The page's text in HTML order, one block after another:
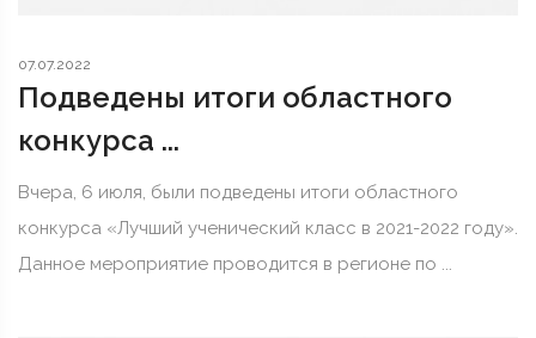
07.07.2022
Подведены итоги областного
конкурса ...
Вчера, 6 июля, были подведены итоги областного
конкурса «Лучший ученический класс в 2021-2022 году».
Данное мероприятие проводится в регионе по ...